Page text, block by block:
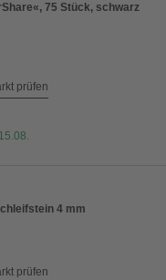
75 Stück, schwarz
prüfen
4 mm
prüfen